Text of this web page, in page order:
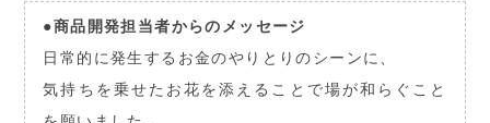
●商品開発担当者からのメッセージ
日常的に発生するお金のやりとりのシーンに、
気持ちを乗せたお花を添えることで場が和らぐこと